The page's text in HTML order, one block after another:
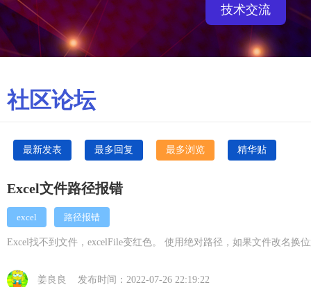
技术交流
社区论坛
最新发表 最多回复 最多浏览 精华贴
Excel文件路径报错
excel 路径报错
Excel找不到文件，excelFile变红色。 使用绝对路径，如果文件改名
姜良良 发布时间：2022-07-26 22:19:22